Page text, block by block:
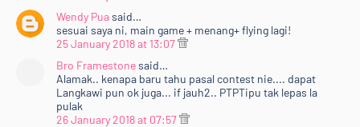
Wendy Puasaid…
sesuai saya ni, main game + menang+ flying lagi!
25 January 2018 at 13:07
Bro Framestonesaid…
Alamak.. kenapa baru tahu pasal contest nie.... dapat
Langkawi pun ok juga... if jauh2.. PTPTipu tak lepas la
pulak
26 January 2018 at 07:57